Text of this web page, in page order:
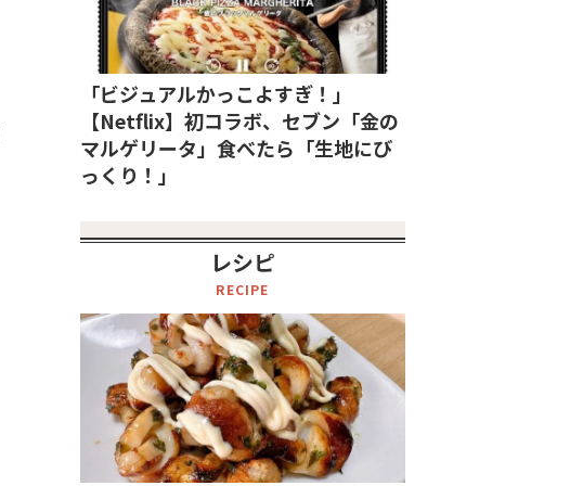
「ビジュアルかっこよすぎ！」
【Netflix】初コラボ、セブン「金の
マルゲリータ」食べたら「生地にび
っくり！」
レシピ
RECIPE